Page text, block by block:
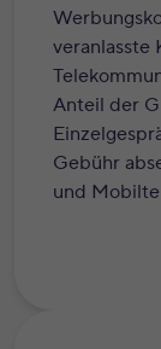
veranlasste
Anteil der
Gebühr
und